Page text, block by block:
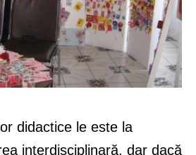
didactice le este la
interdisciplinară, dar dacă